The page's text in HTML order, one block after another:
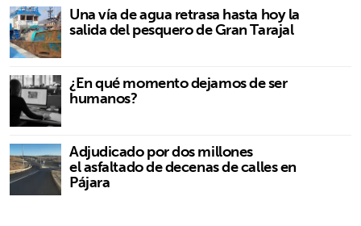
Una vía de agua retrasa hasta hoy la
salida del pesquero de Gran Tarajal
¿En qué momento dejamos de ser
humanos?
Adjudicado por dos millones
el asfaltado de decenas de calles en
Pájara